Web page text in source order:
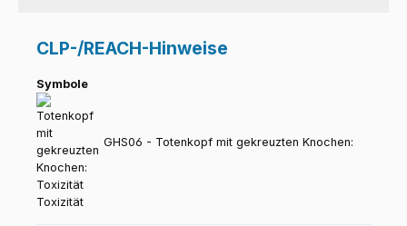
CLP-/REACH-Hinweise
Symbole
GHS06 - Totenkopf mit gekreuzten Knochen:
Toxizität